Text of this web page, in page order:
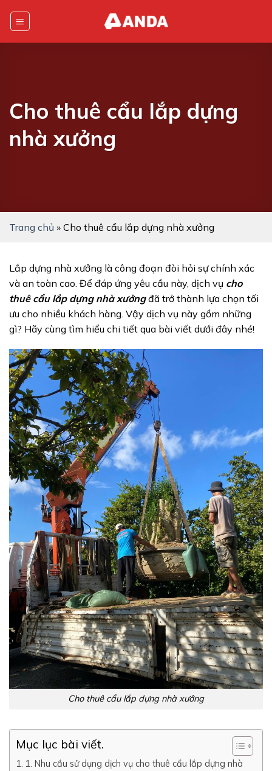
Cho thuê cẩu lắp dựng
nhà xưởng
Trang chủ » Cho thuê cẩu lắp dựng nhà xưởng
Lắp dựng nhà xưởng là công đoạn đòi hỏi sự chính xác
và an toàn cao. Để đáp ứng yêu cầu này, dịch vụ cho
thuê cẩu lắp dựng nhà xưởngđã trở thành lựa chọn tối
ưu cho nhiều khách hàng. Vậy dịch vụ này gồm những
gì? Hãy cùng tìm hiểu chi tiết qua bài viết dưới đây nhé!
Cho thuê cẩu lắp dựng nhà xưởng
Mục lục bài viết.
1. Nhu cầu sử dụng dịch vụ cho thuê cẩu lắp dựng nhà